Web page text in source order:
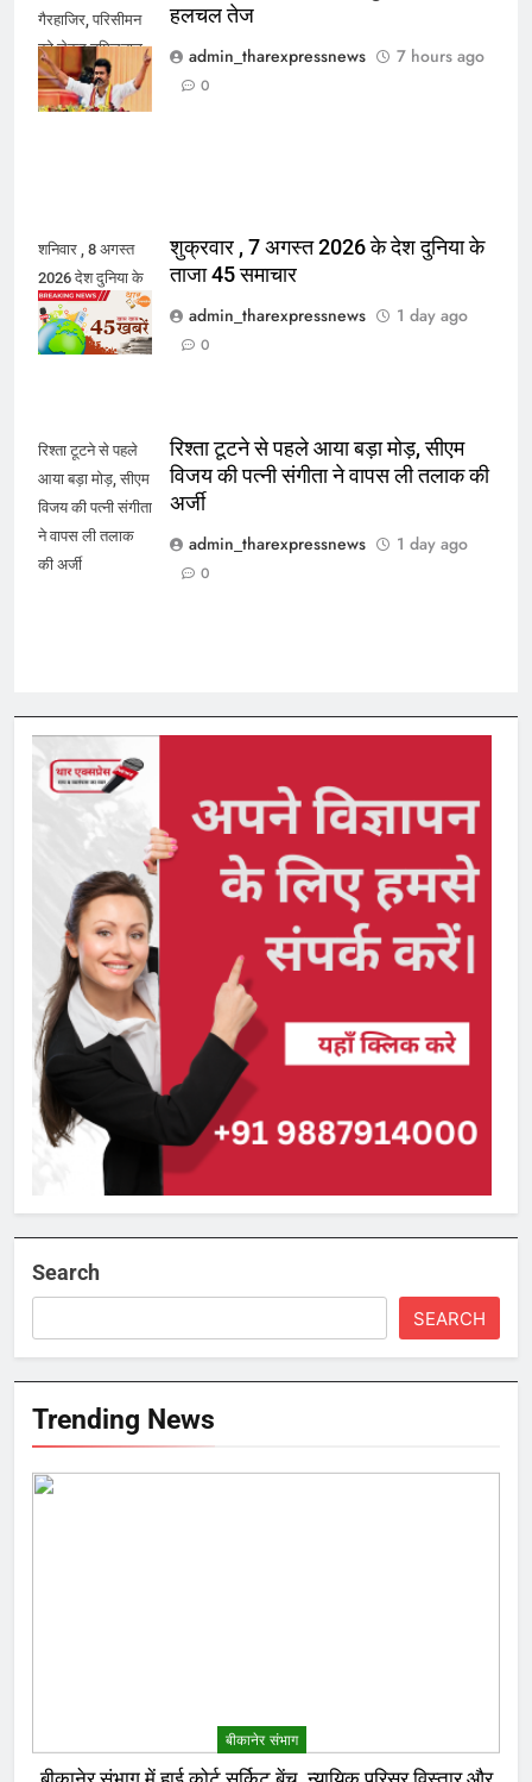
गैरहाजिर, परिसीमन
को लेकर तमिलनाडु
में सियासी हलचल
तेज
हलचल तेज
admin_tharexpressnews
7 hours ago
0
शनिवार , 8 अगस्त
2026 देश दुनिया के
45 ताजा समाचार
शुक्रवार , 7 अगस्त 2026 के देश दुनिया के
ताजा 45 समाचार
admin_tharexpressnews
1 day ago
0
रिश्ता टूटने से पहले
आया बड़ा मोड़, सीएम
विजय की पत्नी संगीता
ने वापस ली तलाक
की अर्जी
रिश्ता टूटने से पहले आया बड़ा मोड़, सीएम
विजय की पत्नी संगीता ने वापस ली तलाक की
अर्जी
admin_tharexpressnews
1 day ago
0
Search
SEARCH
Trending News
बीकानेर संभाग